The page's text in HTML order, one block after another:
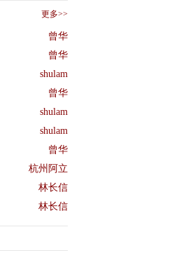
更多>>
曾华
曾华
shulam
曾华
shulam
shulam
曾华
杭州阿立
林长信
林长信